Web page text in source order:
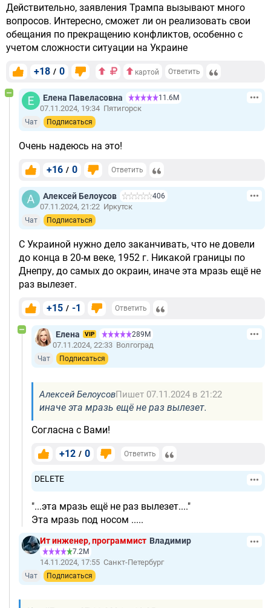
Действительно, заявления Трампа вызывают много
вопросов. Интересно, сможет ли он реализовать свои
обещания по прекращению конфликтов, особенно с
учетом сложности ситуации на Украине
+18 / 0 картой Ответить
Елена Павеласовна 11.6М
07.11.2024, 19:34 Пятигорск
Чат Подписаться
Очень надеюсь на это!
+16 / 0 Ответить
Алексей Белоусов 406
07.11.2024, 21:22 Иркутск
Чат Подписаться
С Украиной нужно дело заканчивать, что не довели
до конца в 20-м веке, 1952 г. Никакой границы по
Днепру, до самых до окраин, иначе эта мразь ещё не
раз вылезет.
+15 / -1 Ответить
Елена VIP 289М
07.11.2024, 22:33 Волгоград
Чат Подписаться
Алексей БелоусовПишет 07.11.2024 в 21:22
иначе эта мразь ещё не раз вылезет.
Согласна с Вами!
+12 / 0 Ответить
DELETE
"...эта мразь ещё не раз вылезет...."
Эта мразь под носом .....
Ит инженер, программист Владимир
7.2М
14.11.2024, 17:55 Санкт-Петербург
Чат Подписаться